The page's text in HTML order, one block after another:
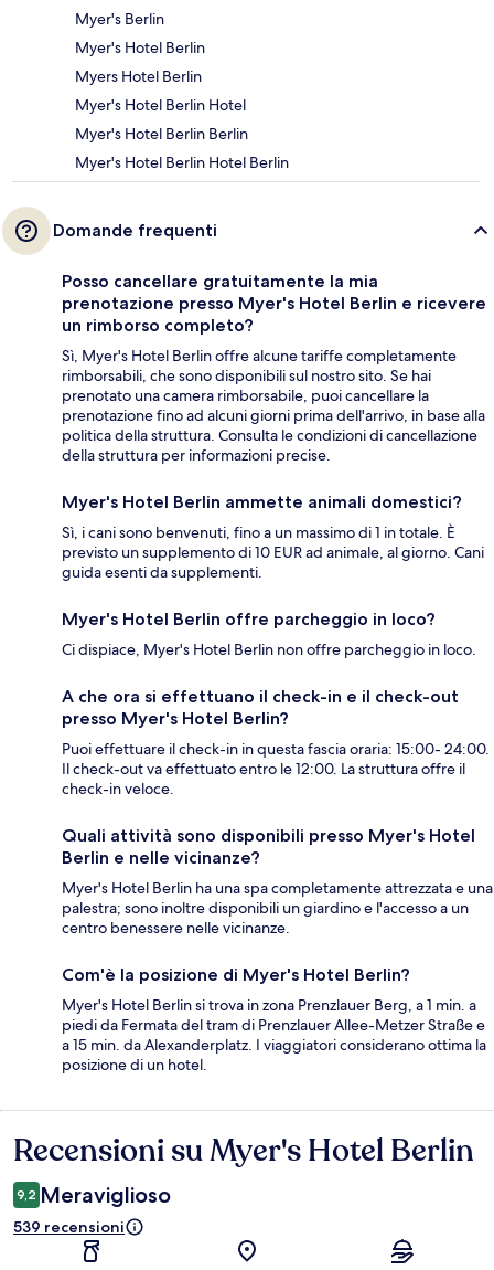
Myer's Berlin
Myer's Hotel Berlin
Myers Hotel Berlin
Myer's Hotel Berlin Hotel
Myer's Hotel Berlin Berlin
Myer's Hotel Berlin Hotel Berlin
Domande frequenti
Posso cancellare gratuitamente la mia
prenotazione presso Myer's Hotel Berlin e ricevere
un rimborso completo?
Sì, Myer's Hotel Berlin offre alcune tariffe completamente
rimborsabili, che sono disponibili sul nostro sito. Se hai
prenotato una camera rimborsabile, puoi cancellare la
prenotazione fino ad alcuni giorni prima dell'arrivo, in base alla
politica della struttura. Consulta le condizioni di cancellazione
della struttura per informazioni precise.
Myer's Hotel Berlin ammette animali domestici?
Sì, i cani sono benvenuti, fino a un massimo di 1 in totale. È
previsto un supplemento di 10 EUR ad animale, al giorno. Cani
guida esenti da supplementi.
Myer's Hotel Berlin offre parcheggio in loco?
Ci dispiace, Myer's Hotel Berlin non offre parcheggio in loco.
A che ora si effettuano il check-in e il check-out
presso Myer's Hotel Berlin?
Puoi effettuare il check-in in questa fascia oraria: 15:00- 24:00.
Il check-out va effettuato entro le 12:00. La struttura offre il
check-in veloce.
Quali attività sono disponibili presso Myer's Hotel
Berlin e nelle vicinanze?
Myer's Hotel Berlin ha una spa completamente attrezzata e una
palestra; sono inoltre disponibili un giardino e l'accesso a un
centro benessere nelle vicinanze.
Com'è la posizione di Myer's Hotel Berlin?
Myer's Hotel Berlin si trova in zona Prenzlauer Berg, a 1 min. a
piedi da Fermata del tram di Prenzlauer Allee-Metzer Straße e
a 15 min. da Alexanderplatz. I viaggiatori considerano ottima la
posizione di un hotel.
Recensioni
Recensioni su Myer's Hotel Berlin
9,2 Meraviglioso
539 recensioni